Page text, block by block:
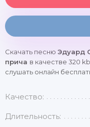
Скачать песню Эдуард
прича в качестве 320
слушать онлайн
Качество:
Длительность: